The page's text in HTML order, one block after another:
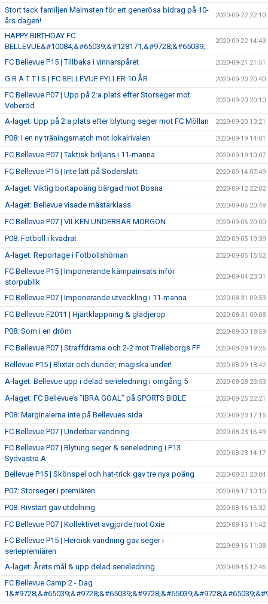
Stort tack familjen Malmsten för ert generösa bidrag på 10-
års dagen!
2020-09-22 22:10
HAPPY BIRTHDAY FC
BELLEVUE&#10084;&#65039;&#128171;&#9728;&#65039;
2020-09-22 14:43
FC Bellevue P15 | Tillbaka i vinnarspåret 2020-09-21 21:51
G R A T T I S | FC BELLEVUE FYLLER 10 ÅR 2020-09-20 20:40
FC Bellevue P07 | Upp på 2:a plats efter Storseger mot
Veberöd
2020-09-20 20:10
A-laget: Upp på 2:a plats efter blytung seger mot FC Möllan 2020-09-20 13:21
P08: I en ny träningsmatch mot lokalrivalen 2020-09-19 14:01
FC Bellevue P07 | Taktisk briljans i 11-manna 2020-09-19 10:07
FC Bellevue P15 | Inte lätt på Söderslätt 2020-09-14 07:49
A-laget: Viktig bortapoäng bärgad mot Bosna 2020-09-12 22:02
A-laget: Bellevue visade mästarklass 2020-09-06 20:49
FC Bellevue P07 | VILKEN UNDERBAR MORGON 2020-09-06 20:00
P08: Fotboll i kvadrat 2020-09-05 19:39
A-laget: Reportage i Fotbollshörnan 2020-09-05 15:52
FC Bellevue P15 | Imponerande kämpainsats inför
storpublik
2020-09-04 23:31
FC Bellevue P07 | Imponerande utveckling i 11-manna 2020-08-31 09:53
FC Bellevue F2011 | Hjärtklappning & glädjerop 2020-08-31 09:08
P08: Som i en dröm 2020-08-30 18:59
FC Bellevue P07 | Straffdrama och 2-2 mot Trelleborgs FF 2020-08-29 19:26
Bellevue P15 | Blixtar och dunder, magiska under! 2020-08-29 18:42
A-laget: Bellevue upp i delad serieledning i omgång 5 2020-08-28 23:53
A-laget: FC Bellevue’s ”IBRA GOAL” på SPORTS BIBLE 2020-08-25 22:21
P08: Marginalerna inte på Bellevues sida 2020-08-23 17:15
FC Bellevue P07 | Underbar vändning 2020-08-23 16:49
FC Bellevue P07 | Blytung seger & serieledning i P13
Sydvästra A
2020-08-23 14:17
Bellevue P15 | Skönspel och hat-trick gav tre nya poäng 2020-08-21 23:04
P07: Storseger i premiären 2020-08-17 10:10
P08: Rivstart gav utdelning 2020-08-16 16:32
FC Bellevue P07 | Kollektivet avgjorde mot Oxie 2020-08-16 11:42
FC Bellevue P15 | Heroisk vändning gav seger i
seriepremiären
2020-08-16 11:38
A-laget: Årets mål & upp delad serieledning 2020-08-15 12:46
FC Bellevue Camp 2 - Dag